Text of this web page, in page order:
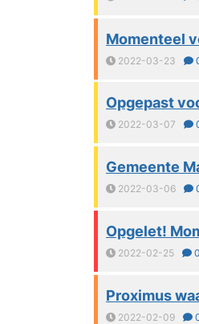
Momenteel
2022-03-23
Opgepast
2022-03-07
Gemeente
2022-03-06
Opgelet!
2022-02-25 0
Proximus
2022-02-09